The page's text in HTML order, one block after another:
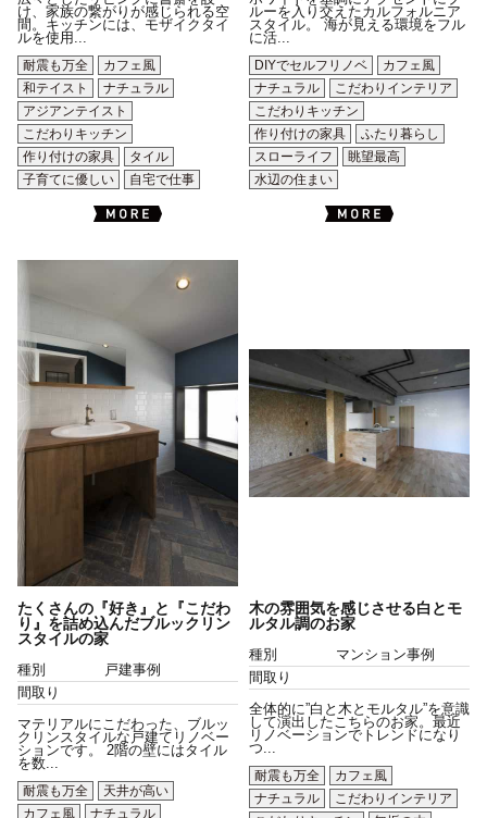
け、家族の繋がりが感じられる空
間。キッチンには、モザイクタイ
ルを使用...
耐震も万全
カフェ風
和テイスト
ナチュラル
アジアンテイスト
こだわりキッチン
作り付けの家具
タイル
子育てに優しい
自宅で仕事
ルーを入り交えたカルフォルニア
スタイル。 海が見える環境をフル
に活...
DIYでセルフリノベ
カフェ風
ナチュラル
こだわりインテリア
こだわりキッチン
作り付けの家具
ふたり暮らし
スローライフ
眺望最高
水辺の住まい
たくさんの『好き』と『こだわ
り』を詰め込んだブルックリン
スタイルの家
種別
戸建事例
間取り
マテリアルにこだわった、ブルッ
クリンスタイルな戸建てリノベー
ションです。 2階の壁にはタイル
を数...
耐震も万全
天井が高い
カフェ風
ナチュラル
木の雰囲気を感じさせる白とモ
ルタル調のお家
種別
マンション事例
間取り
全体的に”白と木とモルタル”を意識
して演出したこちらのお家。最近
リノベーションでトレンドになり
つ...
耐震も万全
カフェ風
ナチュラル
こだわりインテリア